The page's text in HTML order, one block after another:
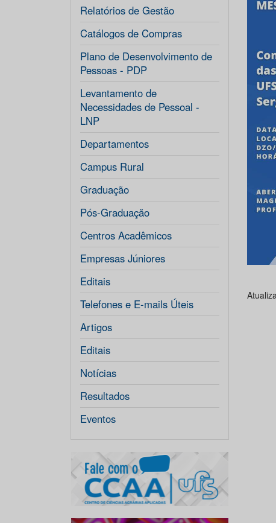
Relatórios de Gestão
Catálogos de Compras
Plano de Desenvolvimento de
Pessoas - PDP
Levantamento de
Necessidades de Pessoal -
LNP
Departamentos
Campus Rural
Graduação
Pós-Graduação
Centros Acadêmicos
Empresas Júniores
Editais
Telefones e E-mails Úteis
Artigos
Editais
Notícias
Resultados
Eventos